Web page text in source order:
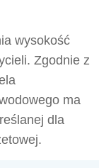
wysokość
Zgodnie z
ma
dla